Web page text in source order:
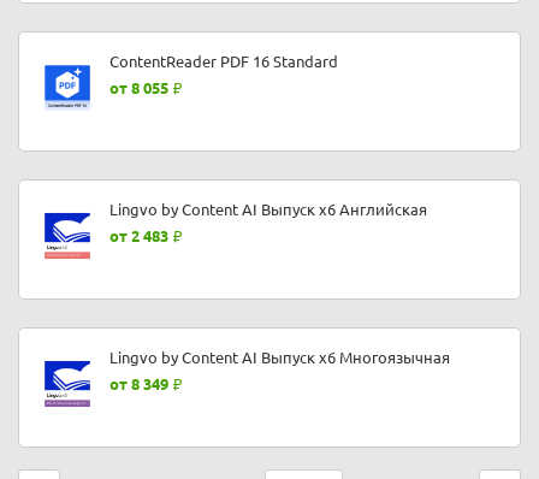
ContentReader PDF 16 Standard
от 8 055
Lingvo by Content AI Выпуск x6 Английская
от 2 483
Lingvo by Content AI Выпуск x6 Многоязычная
от 8 349